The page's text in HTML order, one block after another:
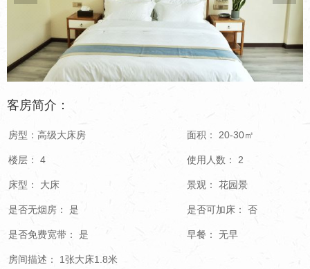
客房简介：
房型：高级大床房 面积： 20-30㎡
楼层： 4 使用人数： 2
床型： 大床 景观： 花园景
是否无烟房： 是 是否可加床： 否
是否免费宽带： 是 早餐： 无早
房间描述： 1张大床1.8米